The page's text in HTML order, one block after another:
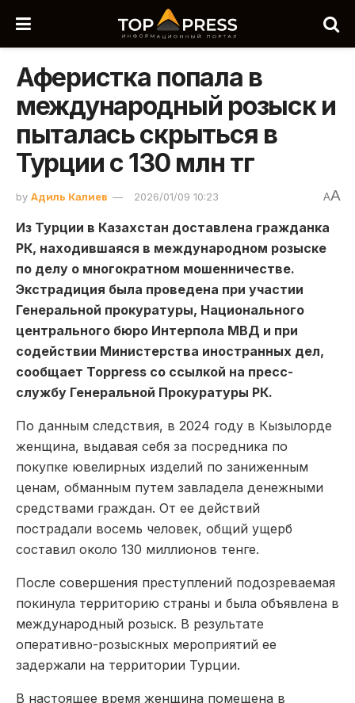
Аферистка попала в
международный розыск и
пыталась скрыться в
Турции с 130 млн тг
by Адиль Калиев 2026/01/09 10:23 AA
Из Турции в Казахстан доставлена гражданка
РК, находившаяся в международном розыске
по делу о многократном мошенничестве.
Экстрадиция была проведена при участии
Генеральной прокуратуры, Национального
центрального бюро Интерпола МВД и при
содействии Министерства иностранных дел,
сообщает Toppress со ссылкой на пресс-
службу Генеральной Прокуратуры РК.
По данным следствия, в 2024 году в Кызылорде
женщина, выдавая себя за посредника по
покупке ювелирных изделий по заниженным
ценам, обманным путем завладела денежными
средствами граждан. От ее действий
пострадали восемь человек, общий ущерб
составил около 130 миллионов тенге.
После совершения преступлений подозреваемая
покинула территорию страны и была объявлена в
международный розыск. В результате
оперативно-розыскных мероприятий ее
задержали на территории Турции.
В настоящее время женщина помещена в